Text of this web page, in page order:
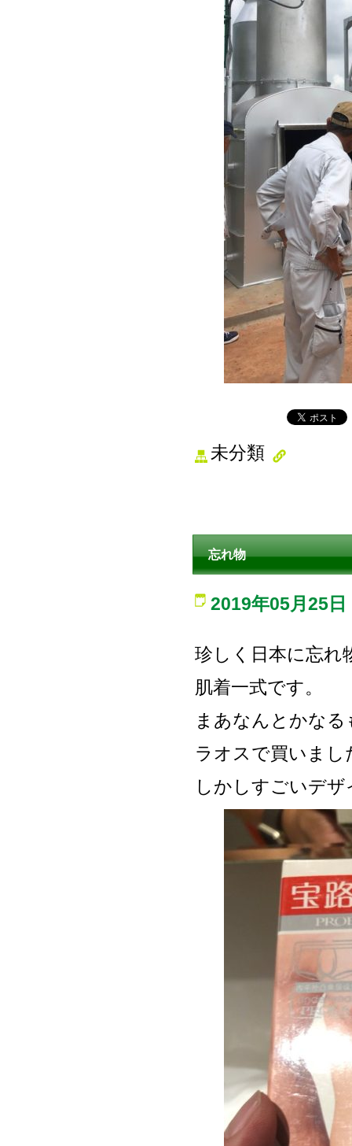
未分類
忘れ物
2019年05月25日
珍しく日本に忘れ
肌着一式です。
まあなんとかなる
ラオスで買いまし
しかしすごいデ